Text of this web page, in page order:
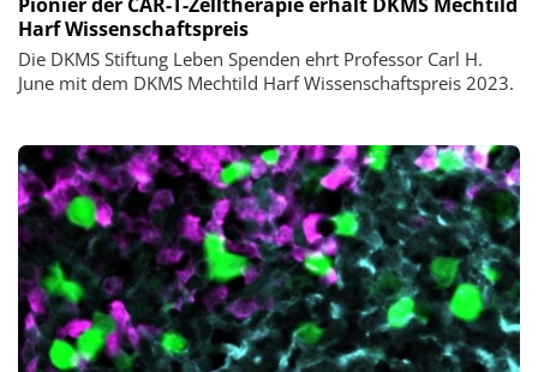
Harf Wissenschaftspreis
Die DKMS Stiftung Leben Spenden ehrt Professor Carl H.
June mit dem DKMS Mechtild Harf Wissenschaftspreis 2023.